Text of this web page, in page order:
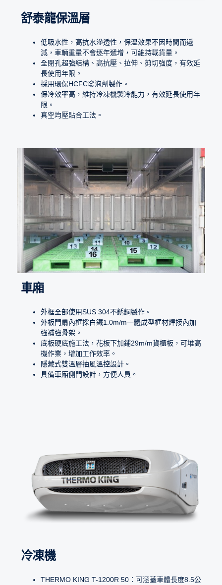
舒泰龍保溫層
低吸水性，高抗水滲透性，保溫效果不因時間而遞
減，車輛重量不會逐年遞增，可維持載貨量。
全閉孔超強結構、高抗壓、拉伸、剪切強度，有效延
長使用年限。
採用環保HCFC發泡劑製作。
保冷效率高，維持冷凍機製冷能力，有效延長使用年
限。
真空均壓貼合工法。
車廂
外框全部使用SUS 304不銹鋼製作。
外板門扇內框採白鐵1.0m/m一體成型框材焊接內加
強補強骨架。
底板硬底施工法，花板下加鋪29m/m貨櫃板，可堆高
機作業，增加工作效率。
隱藏式雙溫層抽風溫控設計。
具備車廂側門設計，方便人員。
冷凍機
THERMO KING T-1200R 50：可涵蓋車體長度8.5公